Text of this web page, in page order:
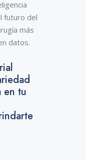
futuro del
más
datos.
en tu